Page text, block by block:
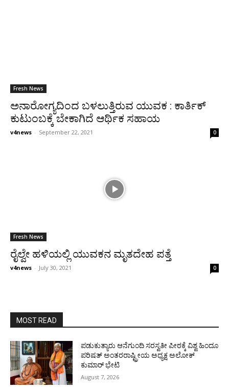
Fresh News
ಅನಾರೋಗ್ಯದಿಂದ ಬಳಲುತ್ತಿರುವ ಯುವಕ : ಕಾರ್ತಿಕ್
ಕುಟುಂಬಕ್ಕೆ ಬೇಕಾಗಿದೆ ಆರ್ಥಿಕ ಸಹಾಯ
v4news - September 22, 2021 0
Fresh News
ರೈಲ್ವೇ ಹಳಿಯಲ್ಲಿ ಯುವಕನ ಮೃತದೇಹ ಪತ್ತೆ
v4news - July 30, 2021 0
MOST READ
ಪಡುಕುತ್ಯಾರು ಆನೆಗುಂದಿ ಸರಸ್ವತೀ ಪೀಠಕ್ಕೆ ವಿಶ್ವ ಹಿಂದೂ
ಪರಿಷತ್ ಅಂತರರಾಷ್ಟ್ರೀಯ ಅಧ್ಯಕ್ಷ ಅಲೋಕ್
ಕುಮಾರ್ ಭೇಟಿ
August 7, 2026